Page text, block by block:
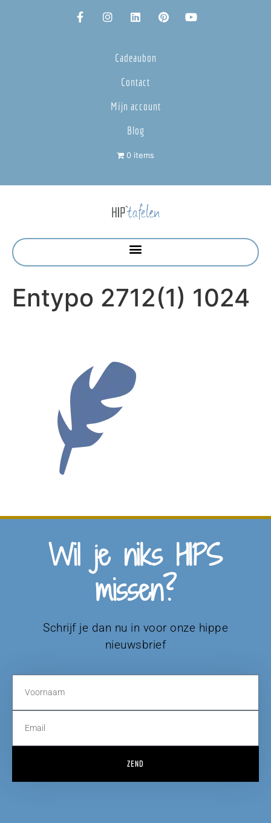
Cadeaubon
Contact
Mijn account
Blog
0 items
Entypo 2712(1) 1024
Wil je niks HIPS
missen?
Schrijf je dan nu in voor onze hippe
nieuwsbrief
ZEND